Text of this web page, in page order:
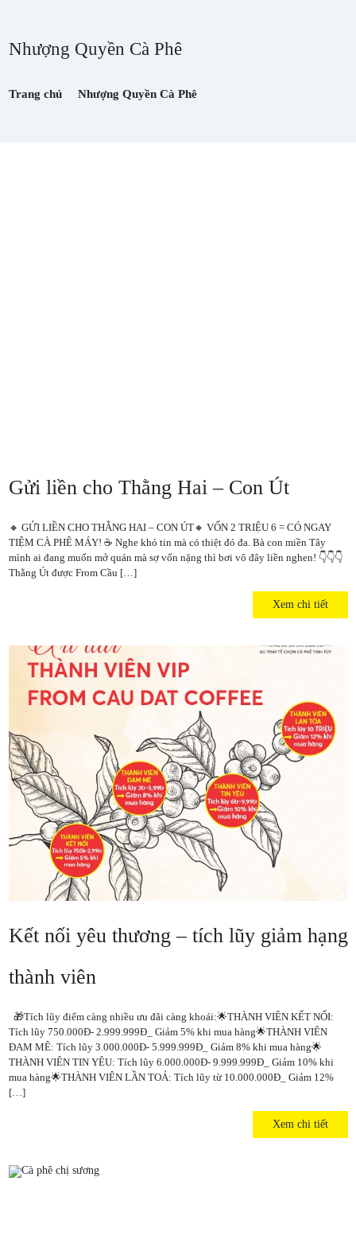
Nhượng Quyền Cà Phê
Trang chủ Nhượng Quyền Cà Phê
Gửi liền cho Thằng Hai – Con Út
🔸 GỬI LIỀN CHO THẰNG HAI – CON ÚT🔸 VỐN 2 TRIỆU 6 = CÓ NGAY
TIỆM CÀ PHÊ MÁY! ☕️ Nghe khó tin mà có thiệt đó đa. Bà con miền Tây
mình ai đang muốn mở quán mà sợ vốn nặng thì bơi vô đây liền nghen! 👇👇👇
Thằng Út được From Cầu […]
Xem chi tiết
Kết nối yêu thương – tích lũy giảm hạng
thành viên
🎁Tích lũy điểm càng nhiều ưu đãi càng khoái:🌟THÀNH VIÊN KẾT NỐI:
Tích lũy 750.000Đ- 2.999.999Đ_ Giảm 5% khi mua hàng🌟THÀNH VIÊN
ĐAM MÊ: Tích lũy 3.000.000Đ- 5.999.999Đ_ Giảm 8% khi mua hàng🌟
THÀNH VIÊN TIN YÊU: Tích lũy 6.000.000Đ- 9.999.999Đ_ Giảm 10% khi
mua hàng🌟THÀNH VIÊN LẦN TOẢ: Tích lũy từ 10.000.000Đ_ Giảm 12%
[…]
Xem chi tiết